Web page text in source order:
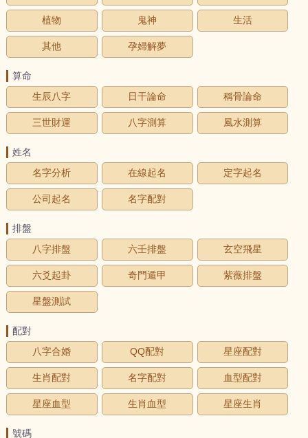
植物 鬼神 生活
其他 孕婦解夢
算命
生辰八字
日干論命 稱骨論命
三世財運 八字測算 風水測算
姓名
名字分析
在線起名 定字起名
公司起名 名字配對
排盤
八字排盤
六壬排盤 玄空飛星
六爻起卦 奇門遁甲 紫薇排盤
星盤測試
配對
八字合婚
QQ配對 星座配對
生肖配對 名字配對 血型配對
星座血型 生肖血型 星座生肖
號碼